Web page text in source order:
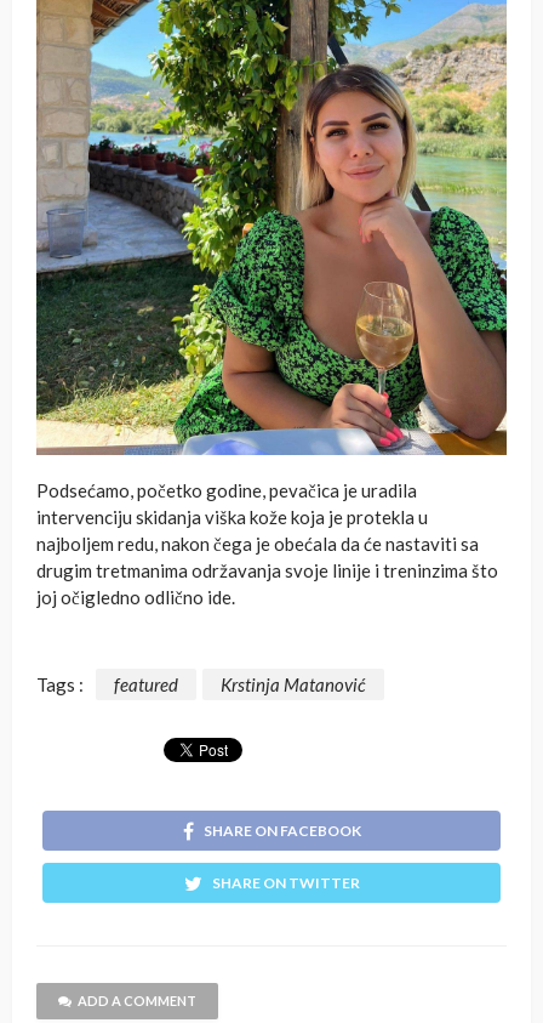
Podsećamo, početko godine, pevačica je uradila
intervenciju skidanja viška kože koja je protekla u
najboljem redu, nakon čega je obećala da će nastaviti sa
drugim tretmanima održavanja svoje linije i treninzima što
joj očigledno odlično ide.
Tags : featured Krstinja Matanović
SHARE ON FACEBOOK
SHARE ON TWITTER
ADD A COMMENT